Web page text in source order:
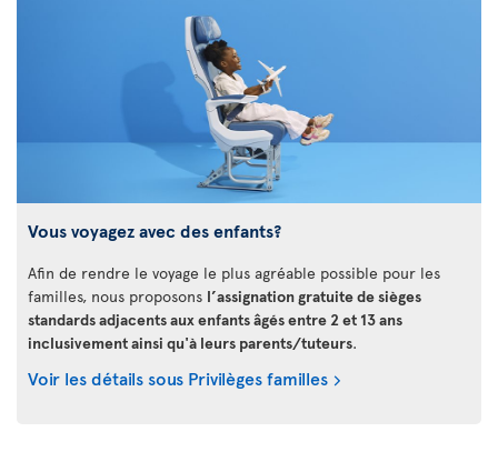
Vous voyagez avec des enfants?
Afin de rendre le voyage le plus agréable possible pour les
familles, nous proposons l’assignation gratuite de sièges
standards adjacents aux enfants âgés entre 2 et 13 ans
inclusivement ainsi qu'à leurs parents/tuteurs.
Voir les détails sous Privilèges familles